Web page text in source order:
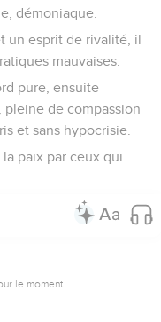
démoniaque.
un esprit de rivalité, il
mauvaises.
pure, ensuite
de compassion
et sans hypocrisie.
paix par ceux qui
le moment.